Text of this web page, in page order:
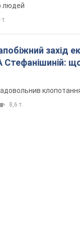
8,6 т.